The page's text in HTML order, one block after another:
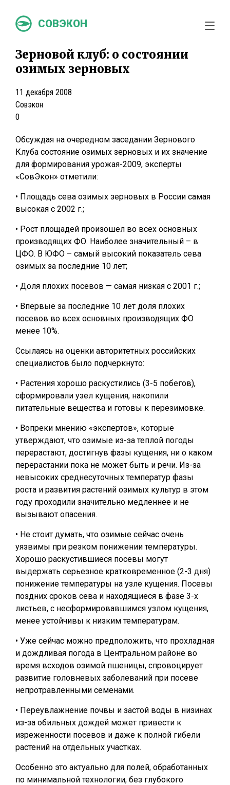
СОВЭКОН
Зерновой клуб: о состоянии
озимых зерновых
11 декабря 2008
Совэкон
0
Обсуждая на очередном заседании Зернового
Клуба состояние озимых зерновых и их значение
для формирования урожая-2009, эксперты
«СовЭкон» отметили:
• Площадь сева озимых зерновых в России самая
высокая с 2002 г.;
• Рост площадей произошел во всех основных
производящих ФО. Наиболее значительный – в
ЦФО. В ЮФО – самый высокий показатель сева
озимых за последние 10 лет;
• Доля плохих посевов — самая низкая с 2001 г.;
• Впервые за последние 10 лет доля плохих
посевов во всех основных производящих ФО
менее 10%.
Ссылаясь на оценки авторитетных российских
специалистов было подчеркнуто:
• Растения хорошо раскустились (3-5 побегов),
сформировали узел кущения, накопили
питательные вещества и готовы к перезимовке.
• Вопреки мнению «экспертов», которые
утверждают, что озимые из-за теплой погоды
перерастают, достигнув фазы кущения, ни о каком
перерастании пока не может быть и речи. Из-за
невысоких среднесуточных температур фазы
роста и развития растений озимых культур в этом
году проходили значительно медленнее и не
вызывают опасения.
• Не стоит думать, что озимые сейчас очень
уязвимы при резком понижении температуры.
Хорошо раскустившиеся посевы могут
выдержать серьезное кратковременное (2-3 дня)
понижение температуры на узле кущения. Посевы
поздних сроков сева и находящиеся в фазе 3-х
листьев, с несформировавшимся узлом кущения,
менее устойчивы к низким температурам.
• Уже сейчас можно предположить, что прохладная
и дождливая погода в Центральном районе во
время всходов озимой пшеницы, спровоцирует
развитие головневых заболеваний при посеве
непротравленными семенами.
• Переувлажнение почвы и застой воды в низинах
из-за обильных дождей может привести к
изреженности посевов и даже к полной гибели
растений на отдельных участках.
Особенно это актуально для полей, обработанных
по минимальной технологии, без глубокого